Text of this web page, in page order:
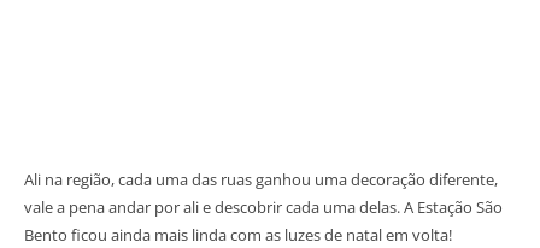
Ali na região, cada uma das ruas ganhou uma decoração diferente,
vale a pena andar por ali e descobrir cada uma delas. A Estação São
Bento ficou ainda mais linda com as luzes de natal em volta!